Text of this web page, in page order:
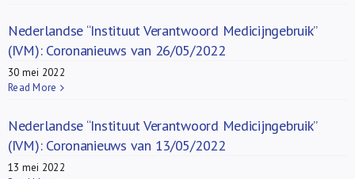
Nederlandse “Instituut Verantwoord Medicijngebruik”
(IVM): Coronanieuws van 26/05/2022
30 mei 2022
Read More
Nederlandse “Instituut Verantwoord Medicijngebruik”
(IVM): Coronanieuws van 13/05/2022
13 mei 2022